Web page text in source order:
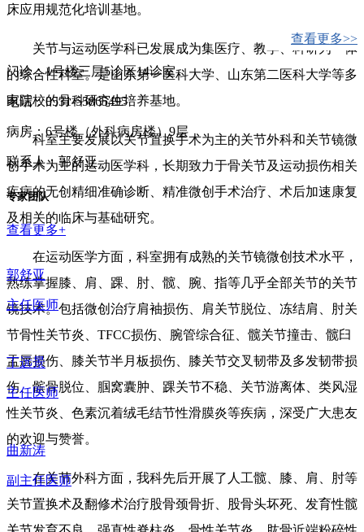
床应用规范化培训基地。
关节与运动医学科已发展成为集医疗、教学、科研为一体
的综合性科室。是山东第一医科大学、山东第二医科大学等多
家院校的骨科研究生培养基地。
科室主要发展以关节置换手术为主的关节外科和关节镜微
创手术为主的运动医学科，长期致力于骨关节及运动损伤相关
疾病的无创精细准确诊断、精准微创手术治疗、术后加速康复
及相关的临床与基础研究。
在运动医学方面，科室拥有成熟的关节镜微创技术水平，
熟练掌握膝、肩、踝、肘、髋、腕、指等几乎全部关节的关节
镜技术。包括微创治疗肩袖损伤、肩关节脱位、冻结肩、肘关
节骨性关节炎、TFCC损伤、腕管综合征、髋关节撞击、髋臼
盂唇损伤、膝关节半月板损伤、膝关节交叉韧带及多发韧带损
伤、髌骨脱位、腘窝囊肿、踝关节不稳、关节游离体、类风湿
性关节炎、色素沉着绒毛结节性滑膜炎等疾病，深受广大患友
的欢迎与赞誉。
在关节外科方面，我科先后开展了人工髋、膝、肩、肘等
关节置换术及翻修术治疗股骨颈骨折、股骨头坏死、发育性髋
查看更多>>
门诊：1号楼三层5诊区14诊室
电话：0531-55865495
病房：6号楼（外科病房楼）9层
联系人：郭舒亚
专家团队
查看更多+
郭舒亚
主任医师
丁远景
主任医师
曲新涛
副主任医师